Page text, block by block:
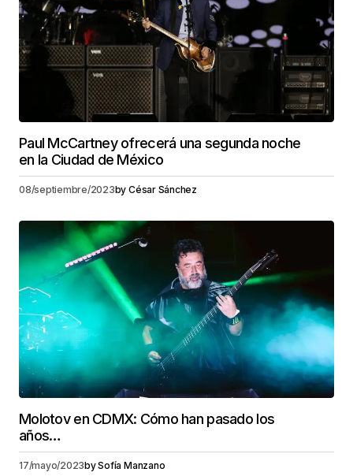
Paul McCartney ofrecerá una segunda noche
en la Ciudad de México
08/septiembre/2023by César Sánchez
Molotov en CDMX: Cómo han pasado los
años…
17/mayo/2023bySofía Manzano